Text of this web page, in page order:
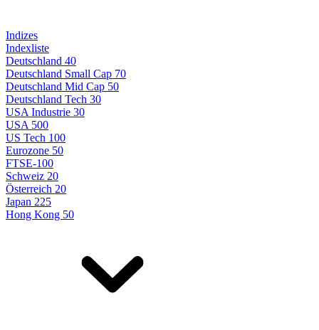
Indizes
Indexliste
Deutschland 40
Deutschland Small Cap 70
Deutschland Mid Cap 50
Deutschland Tech 30
USA Industrie 30
USA 500
US Tech 100
Eurozone 50
FTSE-100
Schweiz 20
Österreich 20
Japan 225
Hong Kong 50